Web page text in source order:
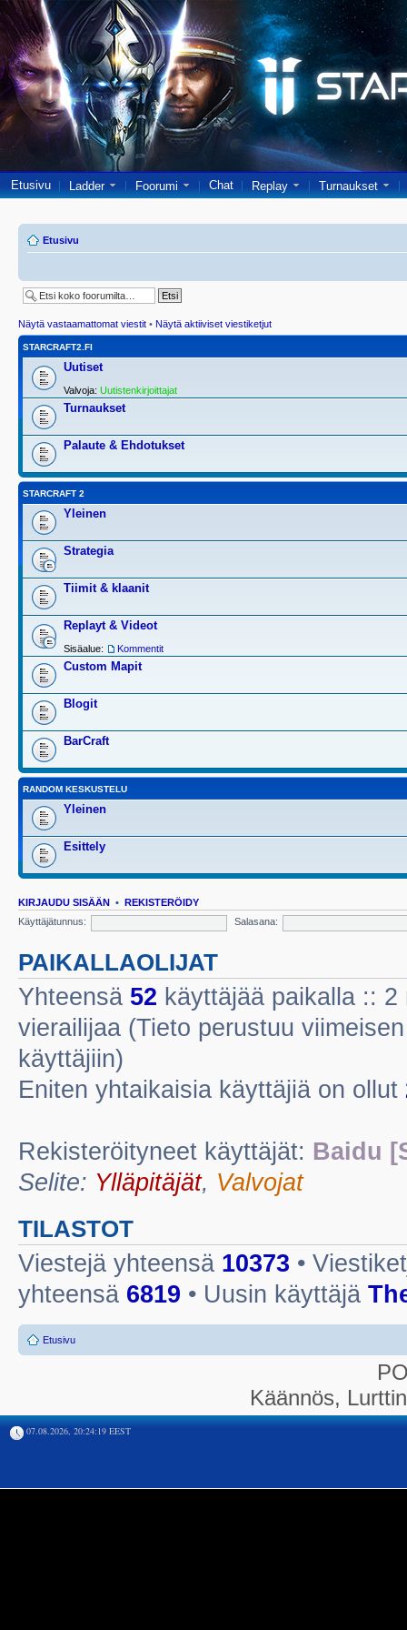
Etusivu Ladder Foorumi Chat Replay Turnaukset
Etusivu
Näytä vastaamattomat viestit • Näytä aktiiviset viestiketjut
STARCRAFT2.FI
Uutiset
Valvoja: Uutistenkirjoittajat
Turnaukset
Palaute & Ehdotukset
STARCRAFT 2
Yleinen
Strategia
Tiimit & klaanit
Replayt & Videot
Sisäalue: Kommentit
Custom Mapit
Blogit
BarCraft
RANDOM KESKUSTELU
Yleinen
Esittely
KIRJAUDU SISÄÄN • REKISTERÖIDY
Käyttäjätunnus:
Salasana:
PAIKALLAOLIJAT
Yhteensä 52 käyttäjää paikalla ::
vierailijaa (Tieto perustuu
käyttäjiin)
Eniten yhtaikaisia käyttäjiä on ollut
Rekisteröityneet käyttäjät: Baidu
Selite: Ylläpitäjät, Valvojat
TILASTOT
Viestejä yhteensä 10373 •
yhteensä 6819 • Uusin käyttäjä
Etusivu
Käännös,
07.08.2026, 20:24:19 EEST